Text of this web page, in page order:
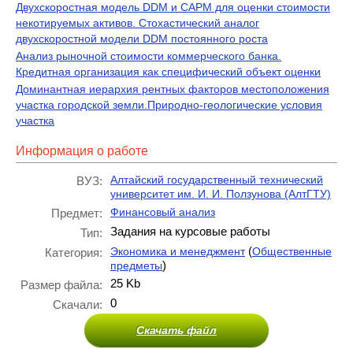
Двухскоростная модель DDM и CAPM для оценки стоимости
некотируемых активов. Стохастический аналог
двухскоростной модели DDM постоянного роста
Анализ рыночной стоимости коммерческого банка.
Кредитная организация как специфический объект оценки
Доминантная иерархия рентных факторов местоположения
участка городской земли.Природно-геологические условия
участка
Информация о работе
ВУЗ:
Алтайский государственный технический
университет им. И. И. Ползунова (АлтГТУ)
Предмет: Финансовый анализ
Тип:
Задания на курсовые работы
Категория:
Экономика и менеджмент(Общественные
предметы)
Размер файла:
25 Kb
Скачали:
0
Скачать файл